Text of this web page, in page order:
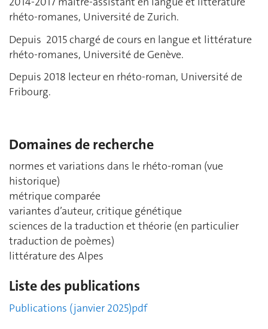
rhéto-romanes, Université de Zurich.
Depuis 2015 chargé de cours en langue et littérature
rhéto-romanes, Université de Genève.
Depuis 2018 lecteur en rhéto-roman, Université de
Fribourg.
Domaines de recherche
normes et variations dans le rhéto-roman (vue
historique)
métrique comparée
variantes d’auteur, critique génétique
sciences de la traduction et théorie (en particulier
traduction de poèmes)
littérature des Alpes
Liste des publications
Publications (janvier 2025)pdf